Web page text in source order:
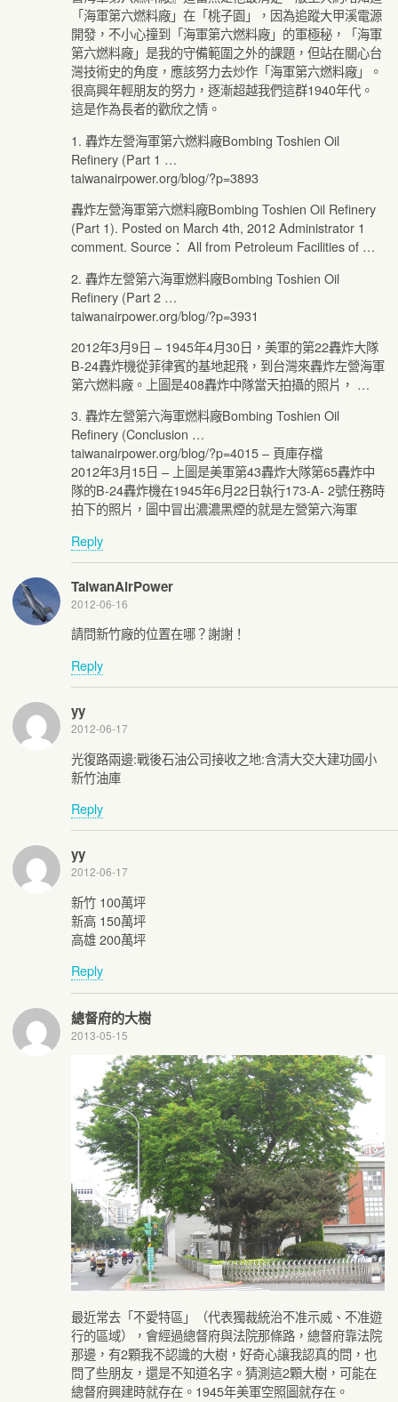
「海軍第六燃料廠」在「桃子園」，因為追蹤大甲溪電源
開發，不小心撞到「海軍第六燃料廠」的軍極秘，「海軍
第六燃料廠」是我的守備範圍之外的課題，但站在關心台
灣技術史的角度，應該努力去炒作「海軍第六燃料廠」。
很高興年輕朋友的努力，逐漸超越我們這群1940年代。
這是作為長者的歡欣之情。
1. 轟炸左營海軍第六燃料廠Bombing Toshien Oil
Refinery (Part 1 …
taiwanairpower.org/blog/?p=3893
轟炸左營海軍第六燃料廠Bombing Toshien Oil Refinery
(Part 1). Posted on March 4th, 2012 Administrator 1
comment. Source： All from Petroleum Facilities of …
2. 轟炸左營第六海軍燃料廠Bombing Toshien Oil
Refinery (Part 2 …
taiwanairpower.org/blog/?p=3931
2012年3月9日 – 1945年4月30日，美軍的第22轟炸大隊
B-24轟炸機從菲律賓的基地起飛，到台灣來轟炸左營海軍
第六燃料廠。上圖是408轟炸中隊當天拍攝的照片， …
3. 轟炸左營第六海軍燃料廠Bombing Toshien Oil
Refinery (Conclusion …
taiwanairpower.org/blog/?p=4015 – 頁庫存檔
2012年3月15日 – 上圖是美軍第43轟炸大隊第65轟炸中
隊的B-24轟炸機在1945年6月22日執行173-A- 2號任務時
拍下的照片，圖中冒出濃濃黑煙的就是左營第六海軍
Reply
TaiwanAirPower
2012-06-16
請問新竹廠的位置在哪？謝謝！
Reply
yy
2012-06-17
光復路兩邊:戰後石油公司接收之地:含清大交大建功國小
新竹油庫
Reply
yy
2012-06-17
新竹 100萬坪
新高 150萬坪
高雄 200萬坪
Reply
總督府的大樹
2013-05-15
最近常去「不愛特區」（代表獨裁統治不准示威、不准遊
行的區域），會經過總督府與法院那條路，總督府靠法院
那邊，有2顆我不認識的大樹，好奇心讓我認真的問，也
問了些朋友，還是不知道名字。猜測這2顆大樹，可能在
總督府興建時就存在。1945年美軍空照圖就存在。